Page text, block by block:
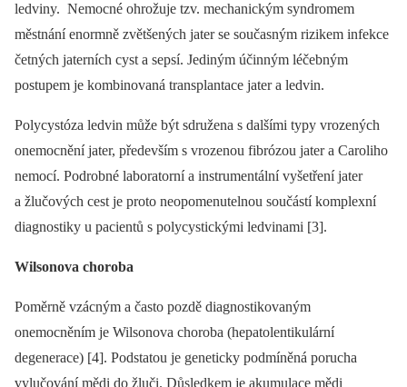
ledviny. Nemocné ohrožuje tzv. mechanickým syndromem
městnání enormně zvětšených jater se současným rizikem infekce
četných jaterních cyst a sepsí. Jediným účinným léčebným
postupem je kombinovaná transplantace jater a ledvin.
Polycystóza ledvin může být sdružena s dalšími typy vrozených
onemocnění jater, především s vrozenou fibrózou jater a Caroliho
nemocí. Podrobné laboratorní a instrumentální vyšetření jater
a žlučových cest je proto neopomenutelnou součástí komplexní
diagnostiky u pacientů s polycystickými ledvinami [3].
Wilsonova choroba
Poměrně vzácným a často pozdě diagnostikovaným
onemocněním je Wilsonova choroba (hepatolentikulární
degenerace) [4]. Podstatou je geneticky podmíněná porucha
vylučování mědi do žluči. Důsledkem je akumulace mědi